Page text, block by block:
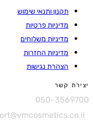
תקנון ותנאי שימוש
מדיניות פרטיות
מדיניות משלוחים
מדיניות החזרות
הצהרת נגישות
קשר
050-